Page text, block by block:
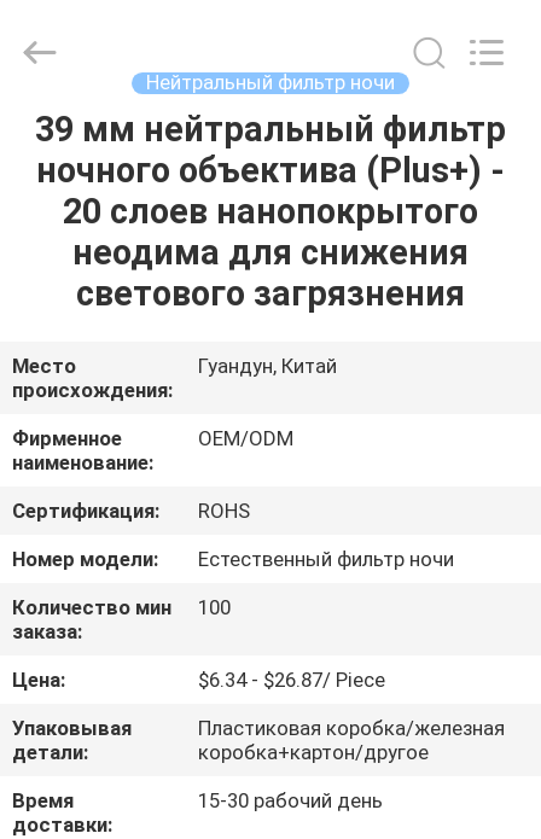
ДОМ
ПРОДУКТЫ
ПУТЕШЕСТВИЕ
ФАБРИКИ
ПРОВЕРКА
КАЧЕСТВА
СВЯЖИТЕСЬ
МЫ
СПРОСИТЕ
ЦИТАТУ
Technology
Ltd..
Нейтральный фильтр ночи
39 мм нейтральный фильтр
ночного объектива (Plus+) -
20 слоев нанопокрытого
неодима для снижения
светового загрязнения
Место
происхождения:
Гуандун, Китай
Фирменное
наименование:
OEM/ODM
Сертификация:
ROHS
Номер модели:
Естественный фильтр ночи
Количество мин
заказа:
100
Цена:
$6.34 - $26.87/ Piece
Упаковывая
детали:
Пластиковая коробка/железная
коробка+картон/другое
Время
доставки:
15-30 рабочий день